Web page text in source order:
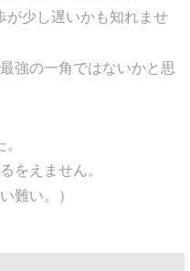
少し遅いかも知れませ
強の一角ではないかと思
をえません。
難い。）